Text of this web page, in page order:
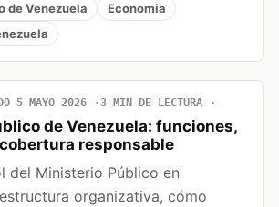
de Venezuela
Economia
5 MAYO 2026 3 MIN DE LECTURA
de Venezuela: funciones,
responsable
del Ministerio Público en
organizativa, cómo